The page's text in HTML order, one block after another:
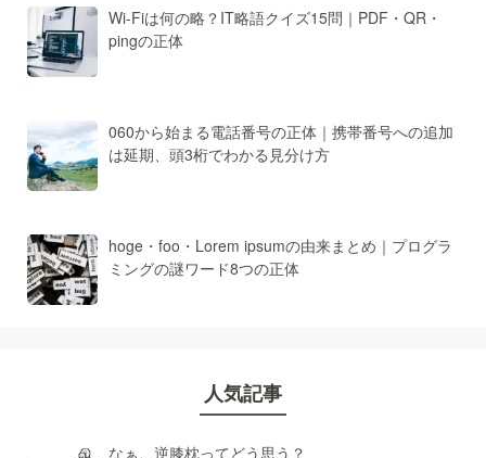
Wi-Fiは何の略？IT略語クイズ15問｜PDF・QR・
pingの正体
060から始まる電話番号の正体｜携帯番号への追加
は延期、頭3桁でわかる見分け方
hoge・foo・Lorem ipsumの由来まとめ｜プログラ
ミングの謎ワード8つの正体
人気記事
なぁ、逆膝枕ってどう思う？